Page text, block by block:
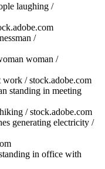
laughing /
/
woman /
work /stock.adobe.com
standing in meeting
/stock.adobe.com
generating electricity /
in office with